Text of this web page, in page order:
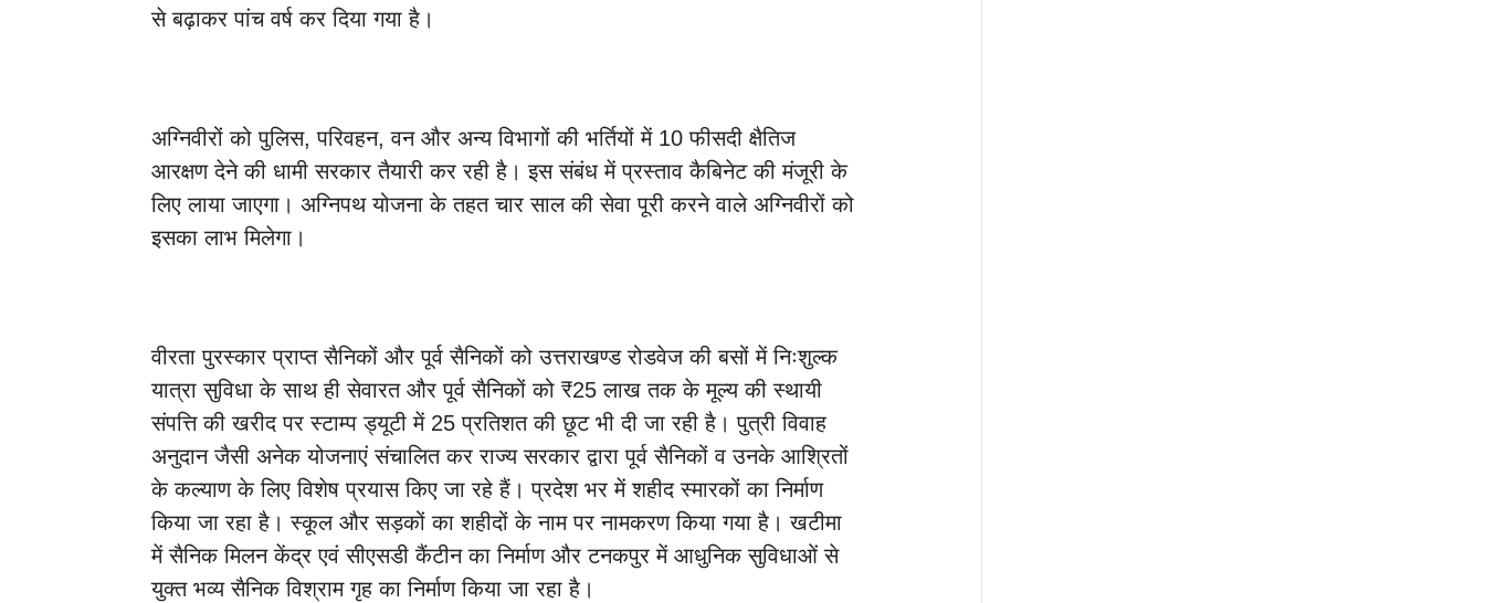
से बढ़ाकर पांच वर्ष कर दिया गया है।
अग्निवीरों को पुलिस, परिवहन, वन और अन्य विभागों की भर्तियों में 10 फीसदी क्षैतिज
आरक्षण देने की धामी सरकार तैयारी कर रही है। इस संबंध में प्रस्ताव कैबिनेट की मंजूरी के
लिए लाया जाएगा। अग्निपथ योजना के तहत चार साल की सेवा पूरी करने वाले अग्निवीरों को
इसका लाभ मिलेगा।
वीरता पुरस्कार प्राप्त सैनिकों और पूर्व सैनिकों को उत्तराखण्ड रोडवेज की बसों में निःशुल्क
यात्रा सुविधा के साथ ही सेवारत और पूर्व सैनिकों को ₹25 लाख तक के मूल्य की स्थायी
संपत्ति की खरीद पर स्टाम्प ड्यूटी में 25 प्रतिशत की छूट भी दी जा रही है। पुत्री विवाह
अनुदान जैसी अनेक योजनाएं संचालित कर राज्य सरकार द्वारा पूर्व सैनिकों व उनके आश्रितों
के कल्याण के लिए विशेष प्रयास किए जा रहे हैं। प्रदेश भर में शहीद स्मारकों का निर्माण
किया जा रहा है। स्कूल और सड़कों का शहीदों के नाम पर नामकरण किया गया है। खटीमा
में सैनिक मिलन केंद्र एवं सीएसडी कैंटीन का निर्माण और टनकपुर में आधुनिक सुविधाओं से
युक्त भव्य सैनिक विश्राम गृह का निर्माण किया जा रहा है।